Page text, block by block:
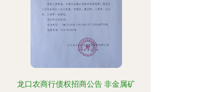
龙口农商行债权招商公告 非金属矿